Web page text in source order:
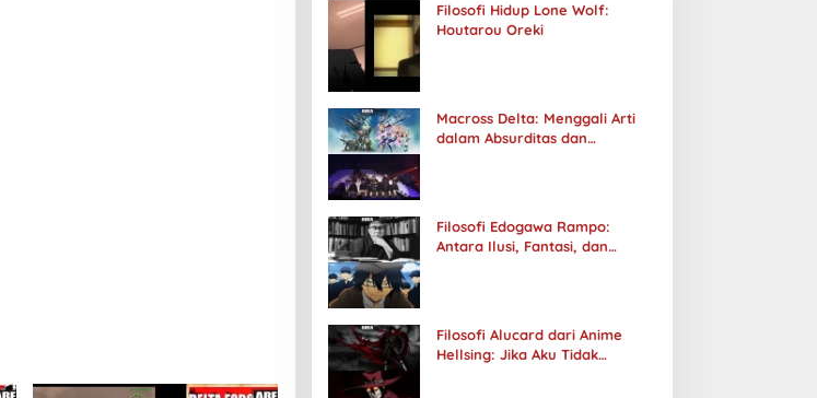
Filosofi Hidup Lone Wolf:
Houtarou Oreki
Macross Delta: Menggali Arti
dalam Absurditas dan
Filosofi Edogawa Rampo:
Antara Ilusi, Fantasi, dan
Filosofi Alucard dari Anime
Hellsing: Jika Aku Tidak